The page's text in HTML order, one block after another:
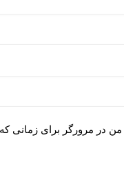
من در مرورگر برای زمانی